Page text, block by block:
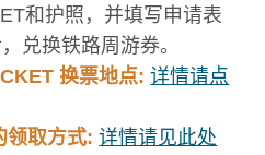
和护照，并填写申请表
兑换铁路周游券。
换票地点:详情请点
领取方式:详情请见此处